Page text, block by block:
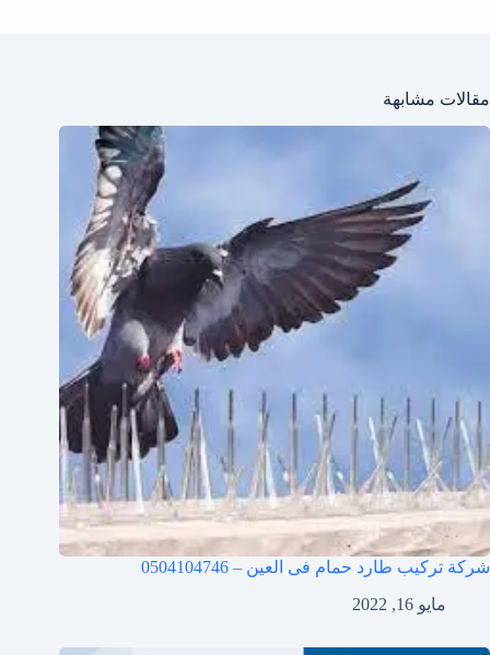
مقالات مشابهة
شركة تركيب طارد حمام فى العين – 0504104746
مايو 16, 2022